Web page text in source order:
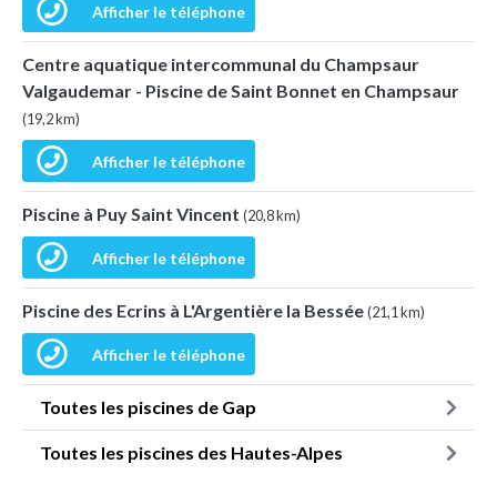
Afficher le téléphone
Centre aquatique intercommunal du Champsaur
Valgaudemar - Piscine de Saint Bonnet en Champsaur
(19,2 km)
Afficher le téléphone
Piscine à Puy Saint Vincent (20,8 km)
Afficher le téléphone
Piscine des Ecrins à L'Argentière la Bessée(21,1 km)
Afficher le téléphone
Toutes les piscines de Gap
Toutes les piscines des Hautes-Alpes